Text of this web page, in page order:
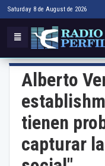
Saturday 8 de August de 2026
Alberto
tienen
capturar